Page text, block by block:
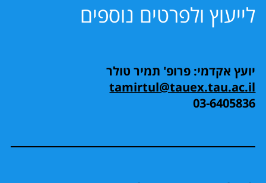
לייעוץ ולפרטים נוספים
יועץ אקדמי: פרופ' תמיר טולר
tamirtul@tauex.tau.ac.il
03-6405836